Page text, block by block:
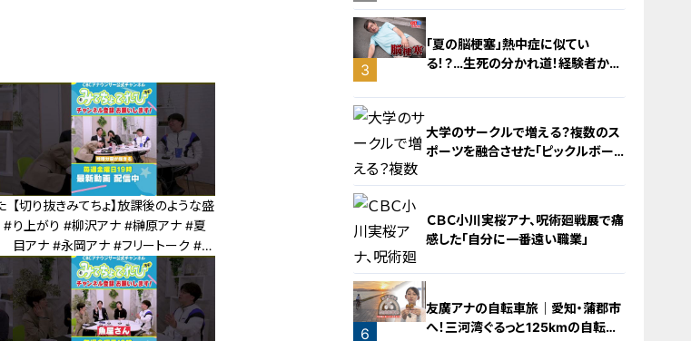
#
【切り抜きみてちょ】放課後のような盛
り上がり #柳沢アナ #榊原アナ #夏
目アナ #永岡アナ #フリートーク #雑
談
3
「夏の脳梗塞」熱中症に似てい
る！？…生死の分かれ道！経験者から
4
大学のサークルで増える？複数のス
ポーツを融合させた「ピックルボー
ＣＢＣ小川実桜アナ、呪術廻戦展で痛
感した「自分に一番遠い職業」
6
友廣アナの自転車旅｜愛知・蒲郡市
へ！三河湾ぐるっと125kmの自転車